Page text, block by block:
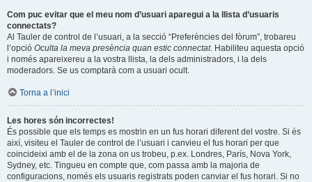
Com puc evitar que el meu nom d’usuari aparegui a la llista d’usuaris
connectats?
Al Tauler de control de l’usuari, a la secció “Preferències del fòrum”, trobareu
l’opció Oculta la meva presència quan estic connectat. Habiliteu aquesta opció
i només apareixereu a la vostra llista, la dels administradors, i la dels
moderadors. Se us comptarà com a usuari ocult.
Torna a l’inici
Les hores són incorrectes!
És possible que els temps es mostrin en un fus horari diferent del vostre. Si és
així, visiteu el Tauler de control de l’usuari i canvieu el fus horari per que
coincideixi amb el de la zona on us trobeu, p.ex. Londres, París, Nova York,
Sydney, etc. Tingueu en compte que, com passa amb la majoria de
configuracions, només els usuaris registrats poden canviar el fus horari. Si no